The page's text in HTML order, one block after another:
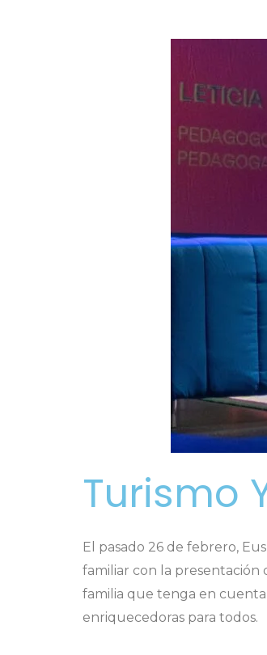
Turismo
El pasado 26 de febrero,
familiar con la presentación
familia que tenga en cuenta
enriquecedoras para todos.